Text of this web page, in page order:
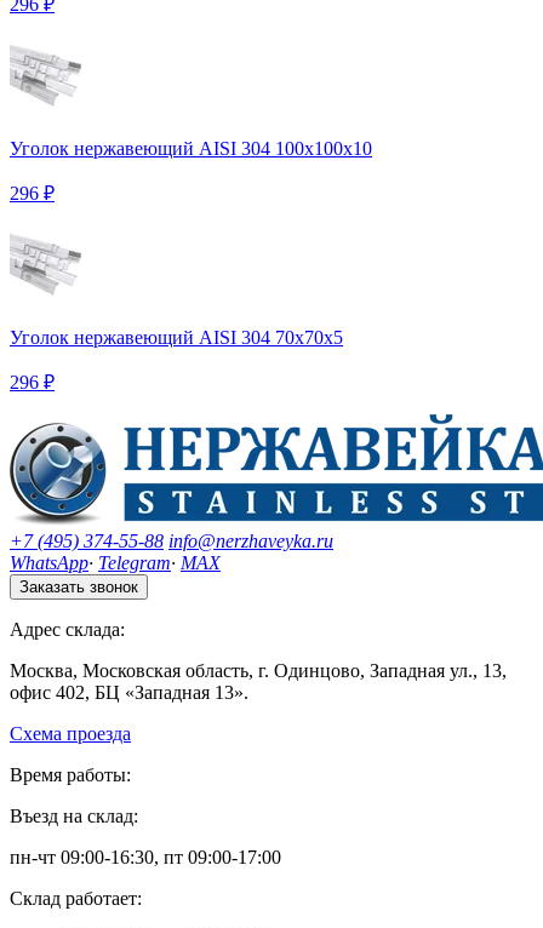
296 ₽
Уголок нержавеющий AISI 304 100х100х10
296 ₽
Уголок нержавеющий AISI 304 70х70х5
296 ₽
+7 (495) 374-55-88 info@nerzhaveyka.ru
WhatsApp· Telegram· MAX
Заказать звонок
Адрес склада:
Москва, Московская область, г. Одинцово, Западная ул., 13,
офис 402, БЦ «Западная 13».
Схема проезда
Время работы:
Въезд на склад:
пн-чт 09:00-16:30, пт 09:00-17:00
Склад работает: